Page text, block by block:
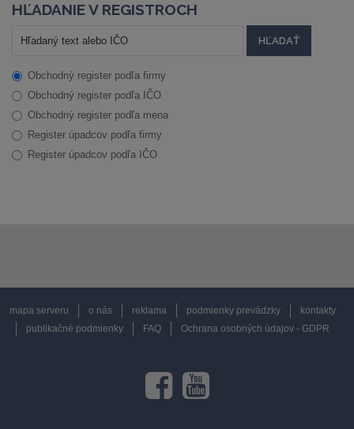
HĽADANIE V REGISTROCH
Obchodný register podľa firmy
Obchodný register podľa IČO
Obchodný register podľa mena
Register úpadcov podľa firmy
Register úpadcov podľa IČO
mapa serveru o nás reklama podmienky prevádzky
kontakty
publikačné podmienky
FAQ Ochrana osobných údajov - GDPR